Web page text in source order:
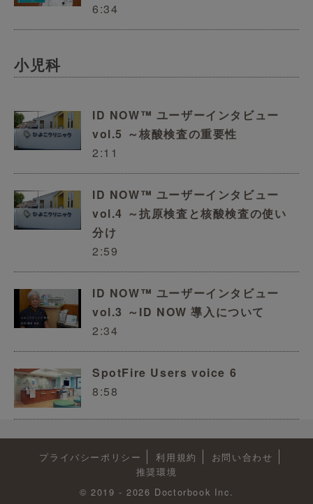
6:34
小児科
ID NOW™ ユーザーインタビュー
vol.5 ～核酸検査の重要性
2:11
ID NOW™ ユーザーインタビュー
vol.4 ～抗原検査と核酸検査の使い
分け
2:59
ID NOW™ ユーザーインタビュー
vol.3 ～ID NOW 導入について
2:34
SpotFire Users voice 6
8:58
プライバシーポリシー 利用規約
お問い合わせ
推奨環境
© 2019 - 2026 Doctorbook Inc.